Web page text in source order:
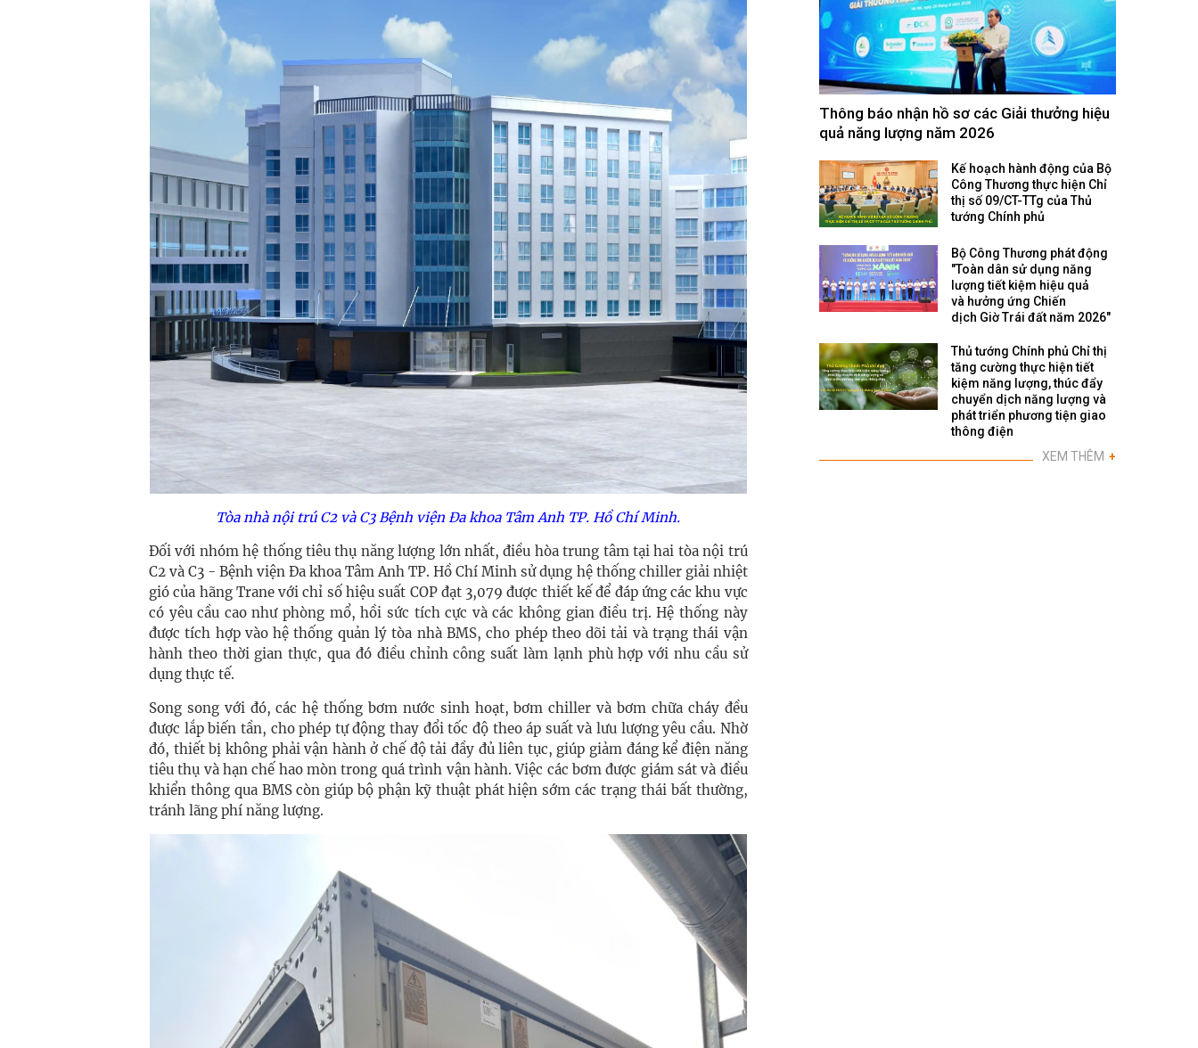
Tòa nhà nội trú C2 và C3 Bệnh viện Đa khoa Tâm Anh TP. Hồ Chí Minh.
Đối với nhóm hệ thống tiêu thụ năng lượng lớn nhất, điều hòa trung tâm tại hai tòa nội trú
C2 và C3 - Bệnh viện Đa khoa Tâm Anh TP. Hồ Chí Minh sử dụng hệ thống chiller giải nhiệt
gió của hãng Trane với chỉ số hiệu suất COP đạt 3,079 được thiết kế để đáp ứng các khu vực
có yêu cầu cao như phòng mổ, hồi sức tích cực và các không gian điều trị. Hệ thống này
được tích hợp vào hệ thống quản lý tòa nhà BMS, cho phép theo dõi tải và trạng thái vận
hành theo thời gian thực, qua đó điều chỉnh công suất làm lạnh phù hợp với nhu cầu sử
dụng thực tế.
Song song với đó, các hệ thống bơm nước sinh hoạt, bơm chiller và bơm chữa cháy đều
được lắp biến tần, cho phép tự động thay đổi tốc độ theo áp suất và lưu lượng yêu cầu. Nhờ
đó, thiết bị không phải vận hành ở chế độ tải đầy đủ liên tục, giúp giảm đáng kể điện năng
tiêu thụ và hạn chế hao mòn trong quá trình vận hành. Việc các bơm được giám sát và điều
khiển thông qua BMS còn giúp bộ phận kỹ thuật phát hiện sớm các trạng thái bất thường,
tránh lãng phí năng lượng.
Thông báo nhận hồ sơ các Giải thưởng hiệu
quả năng lượng năm 2026
Kế hoạch hành động của Bộ
Công Thương thực hiện Chỉ
thị số 09/CT-TTg của Thủ
tướng Chính phủ
Bộ Công Thương phát động
"Toàn dân sử dụng năng
lượng tiết kiệm hiệu quả
và hưởng ứng Chiến
dịch Giờ Trái đất năm 2026"
Thủ tướng Chính phủ Chỉ thị
tăng cường thực hiện tiết
kiệm năng lượng, thúc đẩy
chuyển dịch năng lượng và
phát triển phương tiện giao
thông điện
XEM THÊM +